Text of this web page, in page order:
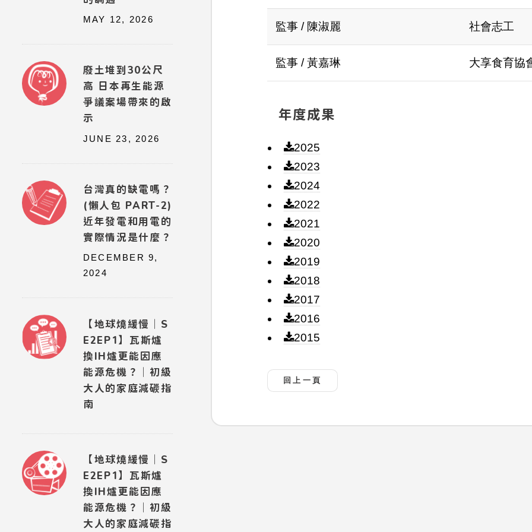
監事 / 陳淑麗 社會志工
監事 / 黃嘉琳 大享食育協
年度成果
2025
2023
2024
2022
2021
2020
2019
2018
2017
2016
2015
回上一頁
MAY 12, 2026
廢土堆到30公尺
高 日本再生能源
爭議案場帶來的啟
示
JUNE 23, 2026
台灣真的缺電嗎？
(懶人包 PART-2)
近年發電和用電的
實際情況是什麼？
DECEMBER 9,
2024
【地球燒緩慢｜S
E2EP1】瓦斯爐
換IH爐更能因應
能源危機？｜初級
大人的家庭減碳指
南
【地球燒緩慢｜S
E2EP1】瓦斯爐
換IH爐更能因應
能源危機？｜初級
大人的家庭減碳指